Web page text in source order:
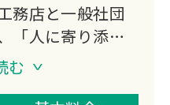
務店と一般社団
「人に寄り添
存在でありたい」
域に根差したサー
む